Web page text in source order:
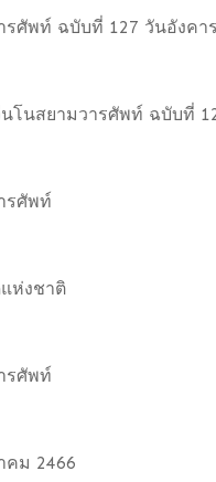
รศัพท์ ฉบับที่ 127 วันอังคา
โนสยามวารศัพท์ ฉบับที่
รศัพท์
ห่งชาติ
รศัพท์
คม 2466